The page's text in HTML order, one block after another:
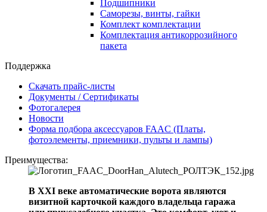
Подшипники
Саморезы, винты, гайки
Комплект комплектации
Комплектация антикоррозийного
пакета
Поддержка
Скачать прайс-листы
Документы / Сертификаты
Фотогалерея
Новости
Форма подбора аксессуаров FAAC (Платы,
фотоэлементы, приемники, пульты и лампы)
Преимущества:
В XXI веке автоматические ворота являются
визитной карточкой каждого владельца гаража